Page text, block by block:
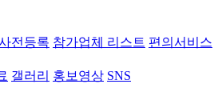
전등록 참가업체 리스트 편의서비스
갤러리 홍보영상 SNS